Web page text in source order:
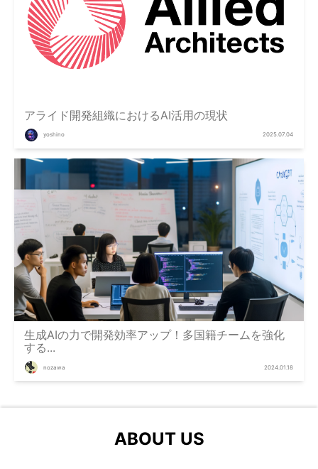
アライド開発組織におけるAI活用の現状
yoshino 2025.07.04
生成AIの力で開発効率アップ！多国籍チームを強化
する...
nozawa 2024.01.18
ABOUT US